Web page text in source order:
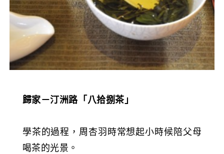
歸家－汀洲路「八拾捌茶」
學茶的過程，周杏羽時常想起小時候陪父母
喝茶的光景。